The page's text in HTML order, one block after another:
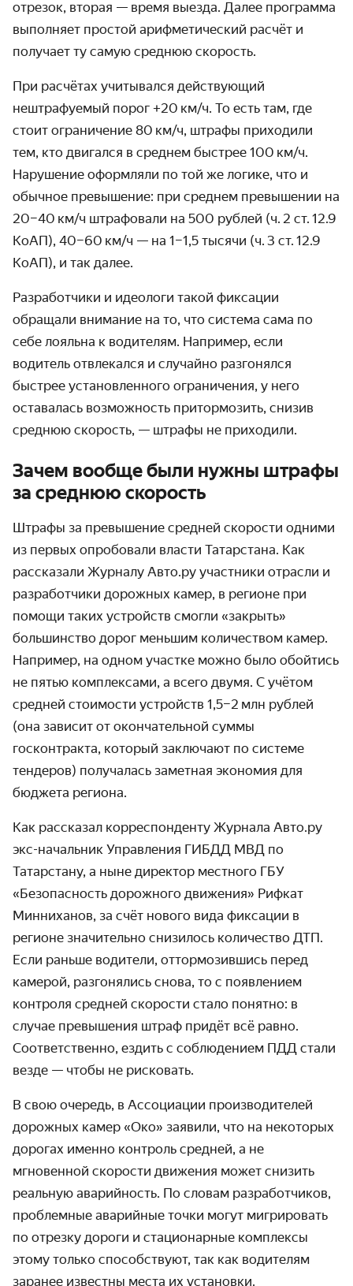
отрезок, вторая — время выезда. Далее программа
выполняет простой арифмети­ческий расчёт и
получает ту самую среднюю скорость.
При расчётах учитывался действующий
нештрафуемый порог +20 км / ч. То есть там, где
стоит ограничение 80 км / ч, штрафы приходили
тем, кто двигался в среднем быстрее 100 км / ч.
Нарушение оформляли по той же логике, что и
обычное превышение: при среднем превышении на
20–40 км / ч штрафовали на 500 рублей (ч. 2 ст. 12.9
КоАП), 40–60 км / ч — на 1–1,5 тысячи (ч. 3 ст. 12.9
КоАП), и так далее.
Разработчики и идеологи такой фиксации
обращали внимание на то, что система сама по
себе лояльна к водителям. Например, если
водитель отвлекался и случайно разгонялся
быстрее установ­ленного ограничения, у него
оставалась возможность притормозить, снизив
среднюю скорость, — штрафы не приходили.
Зачем вообще были нужны штрафы
за среднюю скорость
Штрафы за превышение средней скорости одними
из первых опробовали власти Татарстана. Как
рассказали Журналу Авто.ру участники отрасли и
разработчики дорожных камер, в регионе при
помощи таких устройств смогли «закрыть»
большинство дорог меньшим количеством камер.
Например, на одном участке можно было обойтись
не пятью комплексами, а всего двумя. С учётом
средней стоимости устройств 1,5–2 млн рублей
(она зависит от окончательной суммы
госконтракта, который заключают по системе
тендеров) получалась заметная экономия для
бюджета региона.
Как рассказал корреспонденту Журнала Авто.ру
экс-начальник Управления ГИБДД МВД по
Татарстану, а ныне директор местного ГБУ
«Безопасность дорожного движения» Рифкат
Минниханов, за счёт нового вида фиксации в
регионе значительно снизилось количество ДТП.
Если раньше водители, оттормо­зившись перед
камерой, разгонялись снова, то с появлением
контроля средней скорости стало понятно: в
случае превышения штраф придёт всё равно.
Соответ­ственно, ездить с соблюдением ПДД стали
везде — чтобы не рисковать.
В свою очередь, в Ассоциации производителей
дорожных камер «Око» заявили, что на некоторых
дорогах именно контроль средней, а не
мгновенной скорости движения может снизить
реальную аварий­ность. По словам разработчиков,
проблемные аварийные точки могут мигрировать
по отрезку дороги и стационарные комплексы
этому только способствуют, так как водителям
заранее известны места их установки.